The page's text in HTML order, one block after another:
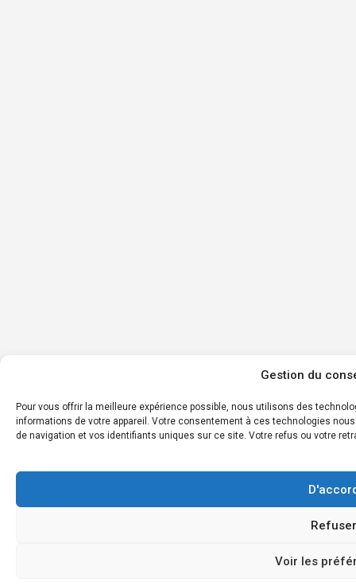
Gestion du
Pour vous offrir la meilleure expérience possible, nous utilisons des
informations de votre appareil. Votre consentement à ces technologies
de navigation et vos identifiants uniques sur ce site. Votre refus ou votre
Refuser
Voir les